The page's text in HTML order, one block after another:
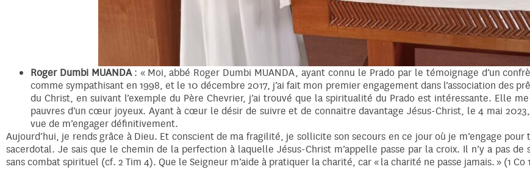
Roger Dumbi MUANDA: « Moi, abbé Roger Dumbi MUANDA, ayant connu le Prado par le témoignage d’un
comme sympathisant en 1998, et le 10 décembre 2017, j’ai fait mon premier engagement dans l’association des
du Christ, en suivant l’exemple du Père Chevrier, j’ai trouvé que la spiritualité du Prado est intéressante. Elle
pauvres d’un cœur joyeux. Ayant à cœur le désir de suivre et de connaitre davantage Jésus-Christ, le 4 mai
vue de m’engager définitivement.
Aujourd’hui, je rends grâce à Dieu. Et conscient de ma fragilité, je sollicite son secours en ce jour où je m’engage
sacerdotal. Je sais que le chemin de la perfection à laquelle Jésus-Christ m’appelle passe par la croix. Il n’y a pas
sans combat spirituel (cf. 2 Tim 4). Que le Seigneur m’aide à pratiquer la charité, car « la charité ne passe jamais. » (1 Co